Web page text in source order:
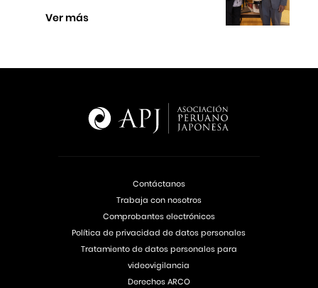
Ver más
Contáctanos
Trabaja con nosotros
Comprobantes electrónicos
Política de privacidad de datos personales
Tratamiento de datos personales para
videovigilancia
Derechos ARCO